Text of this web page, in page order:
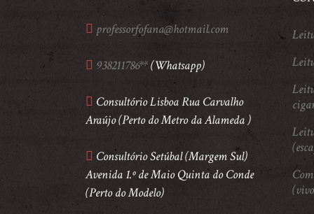
professorfofana@hotmail.com
938211786**(Whatsapp)
Consultório Lisboa Rua Carvalho
Araújo (Perto do Metro da Alameda )
Consultório Setúbal (Margem Sul)
Avenida 1.º de Maio Quinta do Conde
(Perto do Modelo)